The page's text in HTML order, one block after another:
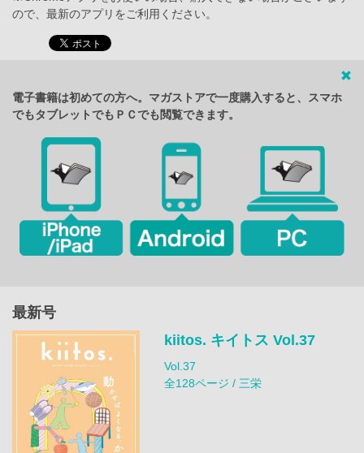
ので、最新のアプリをご利用ください。
電子書籍は初めての方へ。マガストアで一度購入すると、スマホ
でもタブレットでもＰＣでも閲覧できます。
最新号
kiitos. キイトス Vol.37
Vol.37
全128ページ / 三栄